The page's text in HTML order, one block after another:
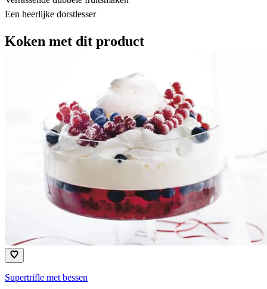
Een heerlijke dorstlesser
Koken met dit product
Supertrifle met bessen